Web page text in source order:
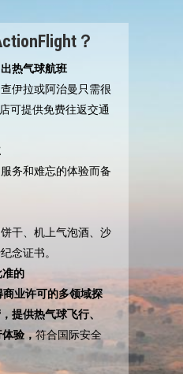
？
热气球航班
伊拉或阿治曼只需很
可提供免费往返交通
务和难忘的体验而备
干、机上气泡酒、沙
念证书。
准的
业许可的多领域探
提供热气球飞行、
验，符合国际安全